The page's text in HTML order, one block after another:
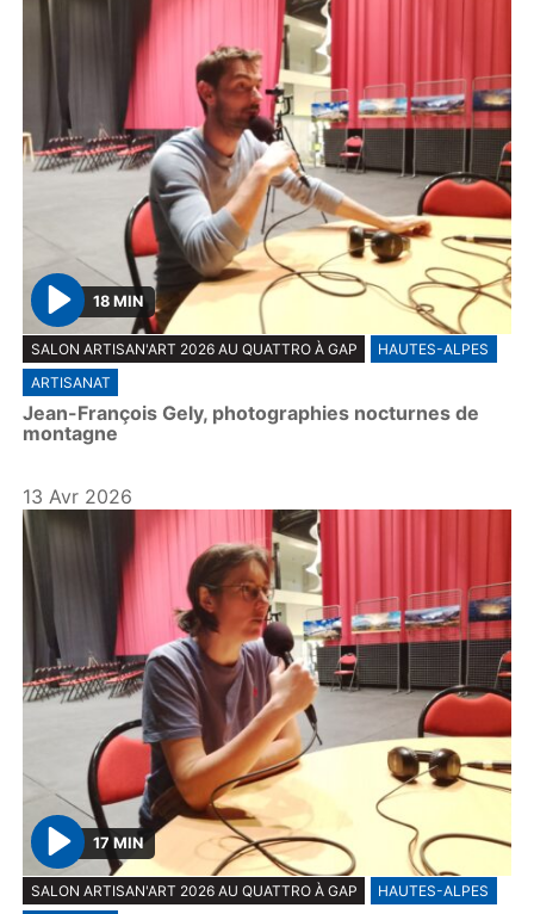
P
l
a
y
18 MIN
SALON ARTISAN'ART 2026 AU QUATTRO À GAP
HAUTES-ALPES
ARTISANAT
Jean-François Gely, photographies nocturnes de
montagne
13 Avr 2026
P
l
17 MIN
SALON ARTISAN'ART 2026 AU QUATTRO À GAP
HAUTES-ALPES